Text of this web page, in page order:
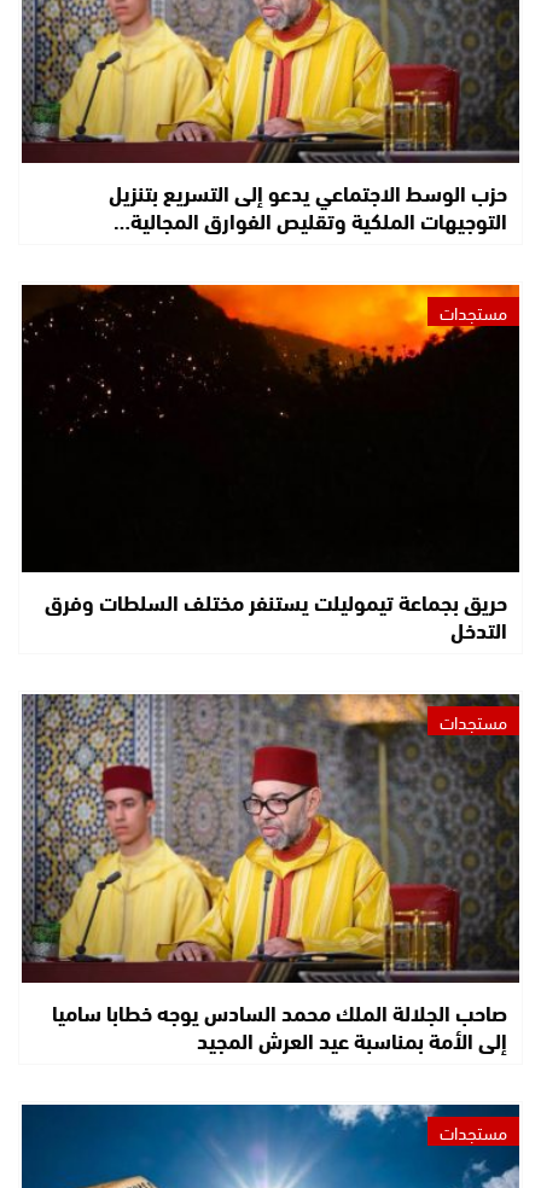
حزب الوسط الاجتماعي يدعو إلى التسريع بتنزيل
التوجيهات الملكية وتقليص الفوارق المجالية…
مستجدات
حريق بجماعة تيموليلت يستنفر مختلف السلطات وفرق
التدخل
مستجدات
صاحب الجلالة الملك محمد السادس يوجه خطابا ساميا
إلى الأمة بمناسبة عيد العرش المجيد
مستجدات